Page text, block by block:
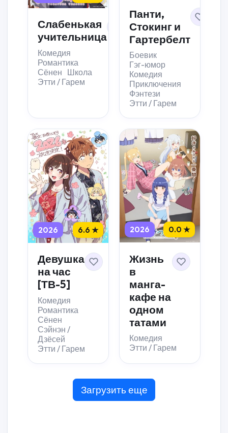
Слабенькая
учительница
Комедия
Романтика
Сёнен Школа
Этти / Гарем
Панти,
Стокинг и
Гартербелт
Боевик
Гэг-юмор
Комедия
Приключения
Фэнтези
Этти / Гарем
2026 6.6 ★
Девушка
на час
[ТВ-5]
Комедия
Романтика
Сёнен
Сэйнэн /
Дзёсей
Этти / Гарем
2026 0.0 ★
Жизнь
в
манга-
кафе на
одном
татами
Комедия
Этти / Гарем
Загрузить еще